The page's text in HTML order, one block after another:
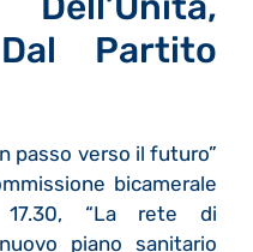
Partito
passo verso il futuro”
bicamerale
“La rete di
piano sanitario